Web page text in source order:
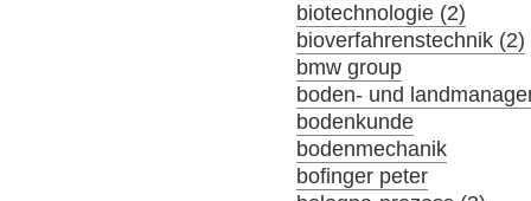
biotechnologie (2)
bioverfahrenstechnik (2)
bmw group
boden- und
bodenkunde
bodenmechanik
bofinger peter